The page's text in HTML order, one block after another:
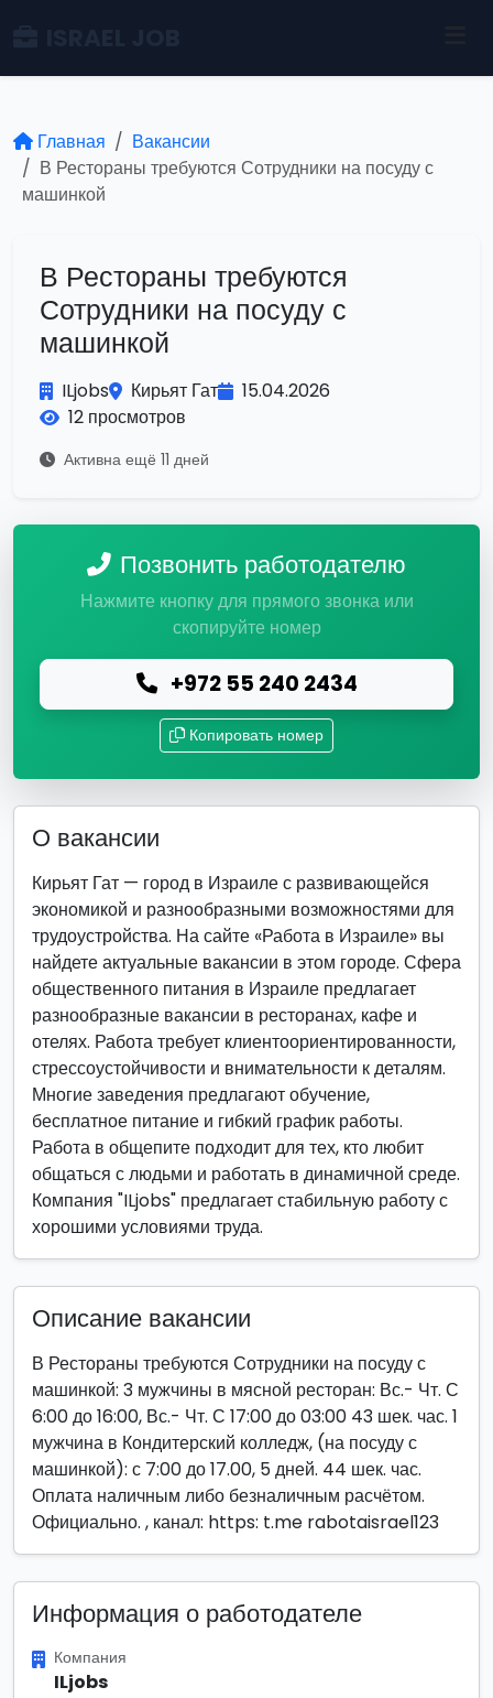
Главная
Вакансии
В Рестораны требуются Сотрудники на посуду с
машинкой
В Рестораны требуются
Сотрудники на посуду с
машинкой
ILjobs Кирьят Гат
15.04.2026
12 просмотров
Активна ещё 11 дней
Позвонить работодателю
Нажмите кнопку для прямого звонка или
скопируйте номер
+972 55 240 2434
Копировать номер
О вакансии
Кирьят Гат — город в Израиле с развивающейся
экономикой и разнообразными возможностями для
трудоустройства. На сайте «Работа в Израиле» вы
найдете актуальные вакансии в этом городе. Сфера
общественного питания в Израиле предлагает
разнообразные вакансии в ресторанах, кафе и
отелях. Работа требует клиентоориентированности,
стрессоустойчивости и внимательности к деталям.
Многие заведения предлагают обучение,
бесплатное питание и гибкий график работы.
Работа в общепите подходит для тех, кто любит
общаться с людьми и работать в динамичной среде.
Компания "ILjobs" предлагает стабильную работу с
хорошими условиями труда.
Описание вакансии
В Рестораны требуются Сотрудники на посуду с
машинкой: 3 мужчины в мясной ресторан: Вс.- Чт. С
6:00 до 16:00, Вс.- Чт. С 17:00 до 03:00 43 шек. час. 1
мужчина в Кондитерский колледж, (на посуду с
машинкой): с 7:00 до 17.00, 5 дней. 44 шек. час.
Оплата наличным либо безналичным расчётом.
Официально. , канал: https: t.me rabotaisrael123
Информация о работодателе
Компания
ILjobs